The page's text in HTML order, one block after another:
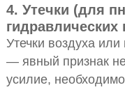
4. Утечки (для
гидравлических
Утечки воздуха
— явный признак
усилие,